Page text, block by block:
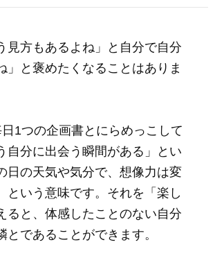
方もあるよね」と自分で自分
」と褒めたくなることはありま
日1つの企画書とにらめっこして
自分に出会う瞬間がある」とい
日の天気や気分で、想像力は変
という意味です。それを「楽し
ると、体感したことのない自分
とであることができます。